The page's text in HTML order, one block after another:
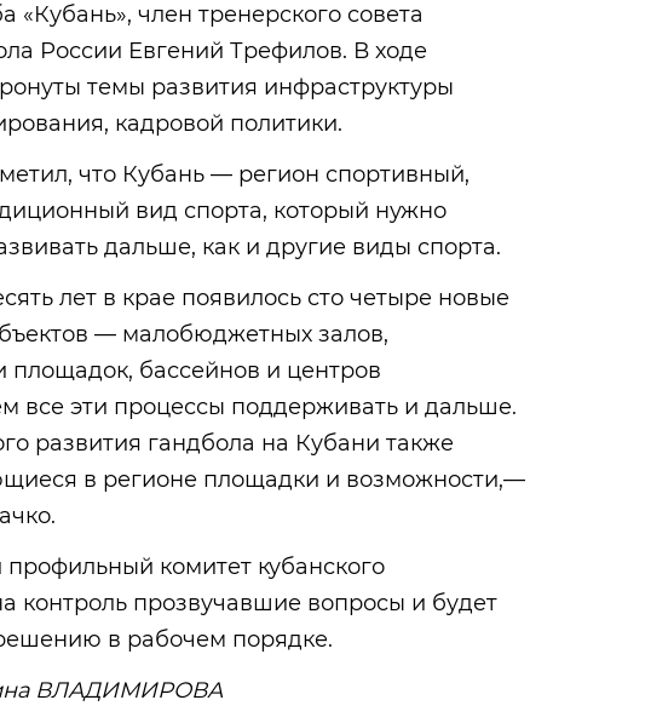
«Кубань», член тренерского совета
России Евгений Трефилов. В ходе
темы развития инфраструктуры
кадровой политики.
что Кубань — регион спортивный,
вид спорта, который нужно
дальше, как и другие виды спорта.
лет в крае появилось сто четыре новые
— малобюджетных залов,
площадок, бассейнов и центров
все эти процессы поддерживать и дальше.
развития гандбола на Кубани также
в регионе площадки и возможности,—
профильный комитет кубанского
контроль прозвучавшие вопросы и будет
в рабочем порядке.
ВЛАДИМИРОВА